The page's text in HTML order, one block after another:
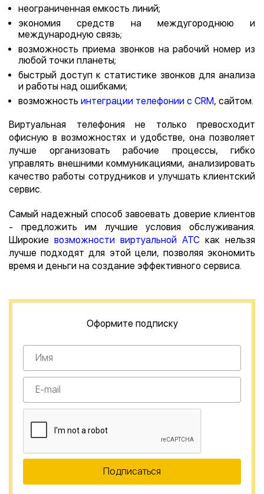
неограниченная емкость линий;
экономия средств на междугороднюю и
международную связь;
возможность приема звонков на рабочий номер из
любой точки планеты;
быстрый доступ к статистике звонков для анализа
и работы над ошибками;
возможность интеграции телефонии с CRM, сайтом.
Виртуальная телефония не только превосходит
офисную в возможностях и удобстве, она позволяет
лучше организовать рабочие процессы, гибко
управлять внешними коммуникациями, анализировать
качество работы сотрудников и улучшать клиентский
сервис.
Самый надежный способ завоевать доверие клиентов
- предложить им лучшие условия обслуживания.
Широкие возможности виртуальной АТС как нельзя
лучше подходят для этой цели, позволяя экономить
время и деньги на создание эффективного сервиса.
Оформите подписку